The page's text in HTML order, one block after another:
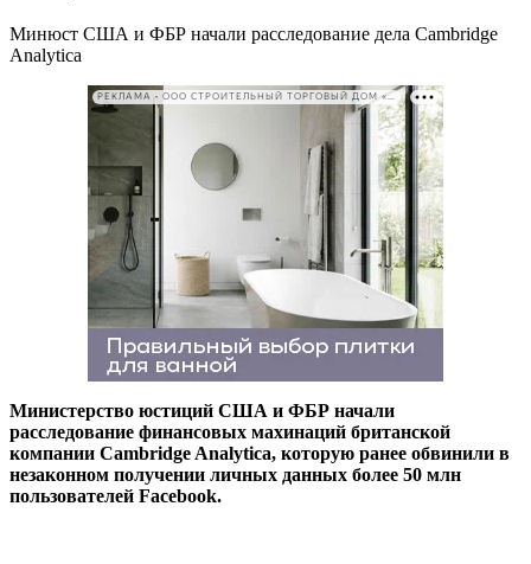
Минюст США и ФБР начали расследование дела Cambridge
Analytica
РЕКЛАМА • ООО СТРОИТЕЛЬНЫЙ ТОРГОВЫЙ ДОМ «ПЕТРОВИЧ». ИНН: 7802348846
Министерство юстиций США и ФБР начали
расследование финансовых махинаций британской
компании Cambridge Analytica, которую ранее обвинили в
незаконном получении личных данных более 50 млн
пользователей Facebook.